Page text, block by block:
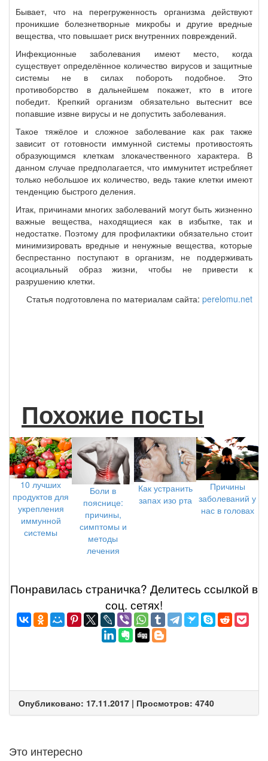
Бывает, что на перегруженность организма действуют
проникшие болезнетворные микробы и другие вредные
вещества, что повышает риск внутренних повреждений.
Инфекционные заболевания имеют место, когда
существует определённое количество вирусов и защитные
системы не в силах побороть подобное. Это
противоборство в дальнейшем покажет, кто в итоге
победит. Крепкий организм обязательно вытеснит все
попавшие извне вирусы и не допустить заболевания.
Такое тяжёлое и сложное заболевание как рак также
зависит от готовности иммунной системы противостоять
образующимся клеткам злокачественного характера. В
данном случае предполагается, что иммунитет истребляет
только небольшое их количество, ведь такие клетки имеют
тенденцию быстрого деления.
Итак, причинами многих заболеваний могут быть жизненно
важные вещества, находящиеся как в избытке, так и
недостатке. Поэтому для профилактики обязательно стоит
минимизировать вредные и ненужные вещества, которые
беспрестанно поступают в организм, не поддерживать
асоциальный образ жизни, чтобы не привести к
разрушению клетки.
Статья подготовлена по материалам сайта: perelomu.net
Похожие посты
10 лучших
продуктов для
укрепления
иммунной
системы
Боли в
пояснице:
причины,
симптомы и
методы
лечения
Как устранить
запах изо рта
Причины
заболеваний у
нас в головах
Понравилась страничка? Делитеcь ссылкой в
соц. сетях!
Опубликовано: 17.11.2017 | Просмотров: 4740
Это интересно